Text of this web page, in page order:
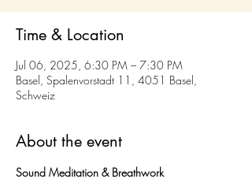
Time & Location
Jul 06, 2025, 6:30 PM – 7:30 PM
Basel, Spalenvorstadt 11, 4051 Basel,
Schweiz
About the event
Sound Meditation & Breathwork